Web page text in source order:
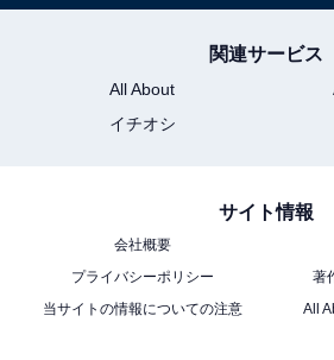
関連サービス
All About
イチオシ
サイト情報
会社概要
プライバシーポリシー
著
当サイトの情報についての注意
All